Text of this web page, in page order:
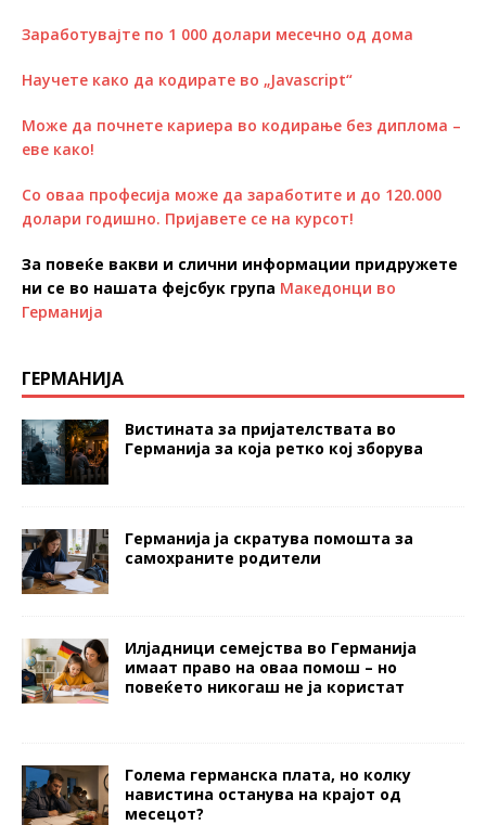
Заработувајте по 1 000 долари месечно од дома
Научете како да кодирате во „Javascript“
Може да почнете кариера во кодирање без диплома –
еве како!
Со оваа професија може да заработите и до 120.000
долари годишно. Пријавете се на курсот!
За повеќе вакви и слични информации придружете
ни се во нашата фејсбук група Македонци во
Германија
ГЕРМАНИЈА
Вистината за пријателствата во
Германија за која ретко кој зборува
Германија ја скратува помошта за
самохраните родители
Илјадници семејства во Германија
имаат право на оваа помош – но
повеќето никогаш не ја користат
Голема германска плата, но колку
навистина останува на крајот од
месецот?